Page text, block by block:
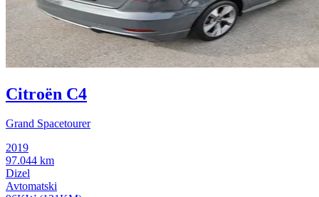
Citroën C4
Grand Spacetourer
2019
97.044 km
Dizel
Avtomatski